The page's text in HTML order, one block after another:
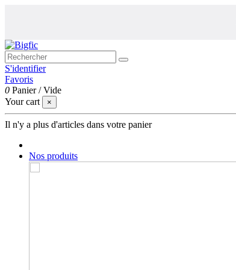
S'identifier
Favoris
0 Panier /Vide
Your cart
×
Il n'y a plus d'articles dans votre panier
Nos produits